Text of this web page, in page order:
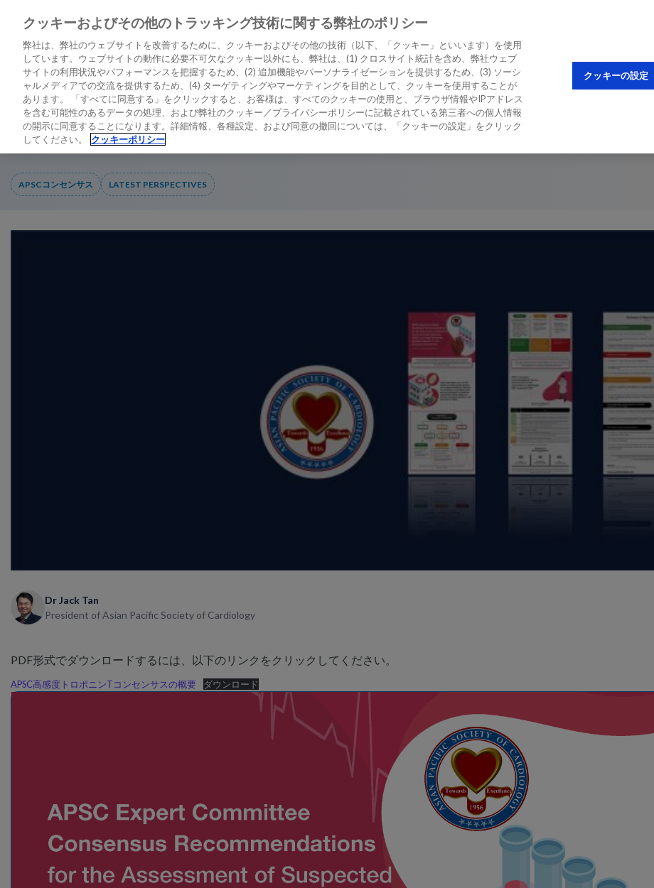
DIAGNOSTIC BIOMARKER
ホーム /APSC高感度トロポニンTコンセンサスの概要
APSC高感度トロポニンTコンセンサスの概要
APSCコンセンサス LATEST PERSPECTIVES
Dr Jack Tan
President of Asian Pacific Society of Cardiology
PDF形式でダウンロードするには、以下のリンクをクリックしてください。
APSC高感度トロポニンTコンセンサスの概要 ダウンロード
クッキーおよびその他のトラッキング技術に関する弊社のポリシー
弊社は、弊社のウェブサイトを改善するために、クッキーおよびその他の技術（以下、「クッキー」といいます）を使用
しています。ウェブサイトの動作に必要不可欠なクッキー以外にも、弊社は、(1) クロスサイト統計を含め、弊社ウェブ
サイトの利用状況やパフォーマンスを把握するため、(2) 追加機能やパーソナライゼーションを提供するため、(3) ソーシ
ャルメディアでの交流を提供するため、(4) ターゲティングやマーケティングを目的として、クッキーを使用することが
あります。 「すべてに同意する」をクリックすると、お客様は、すべてのクッキーの使用と、ブラウザ情報やIPアドレス
を含む可能性のあるデータの処理、および弊社のクッキー／プライバシーポリシーに記載されている第三者への個人情報
の開示に同意することになります。詳細情報、各種設定、および同意の撤回については、「クッキーの設定」をクリック
してください。
クッキーポリシー
クッキーの設定